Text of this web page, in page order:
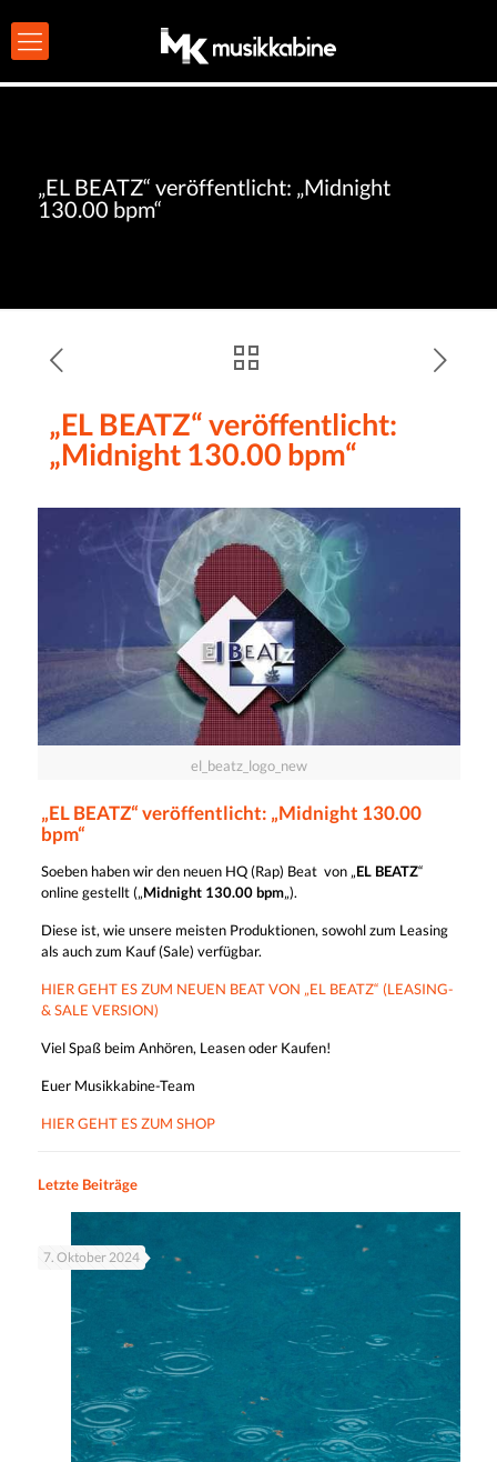
„EL BEATZ“ veröffentlicht: „Midnight
130.00 bpm“
„EL BEATZ“ veröffentlicht:
„Midnight 130.00 bpm“
el_beatz_logo_new
„EL BEATZ“ veröffentlicht: „Midnight 130.00
bpm“
Soeben haben wir den neuen HQ (Rap) Beat von „EL BEATZ“
online gestellt („Midnight 130.00 bpm„).
Diese ist, wie unsere meisten Produktionen, sowohl zum Leasing
als auch zum Kauf (Sale) verfügbar.
HIER GEHT ES ZUM NEUEN BEAT VON „EL BEATZ“ (LEASING-
& SALE VERSION)
Viel Spaß beim Anhören, Leasen oder Kaufen!
Euer Musikkabine-Team
HIER GEHT ES ZUM SHOP
Letzte Beiträge
7. Oktober 2024